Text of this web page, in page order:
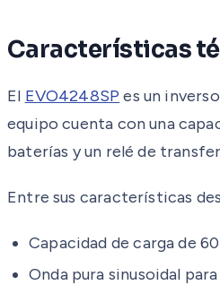
Características
El EVO4248SP es un
equipo cuenta con una
baterías y un relé de
Entre sus características
Capacidad de carga de
Onda pura sinusoidal